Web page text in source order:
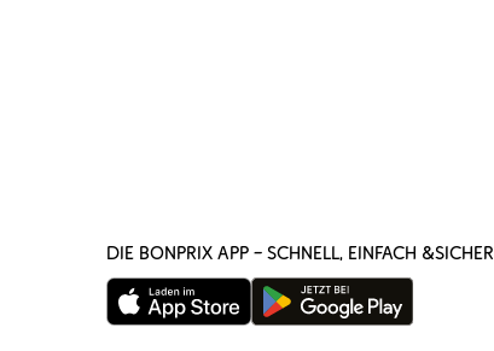
DIE BONPRIX APP – SCHNELL, EINFACH &SICHER